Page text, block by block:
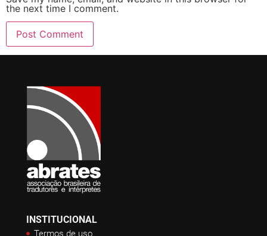
the next time I comment.
INSTITUCIONAL
Termos de uso